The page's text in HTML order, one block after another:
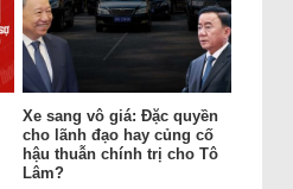
Xe sang vô giá: Đặc quyền
cho lãnh đạo hay củng cố
hậu thuẫn chính trị cho Tô
Lâm?